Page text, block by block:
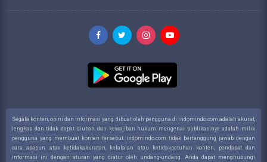
Segala konten, opini dan informasi yang dibuat oleh pengguna di indomindo.com adalah akurat,
lengkap dan tidak dapat diubah, dan kewajiban hukum mengenai publikasinya adalah milik
pengguna yang membuat konten tersebut. indomindo.com tidak bertanggung jawab dengan
cara apapun atas ketidakakuratan, kelalaian atau ketidakpatuhan konten, pendapat dan
informasi ini dengan aturan yang diatur oleh undang-undang. Anda dapat menghubungi